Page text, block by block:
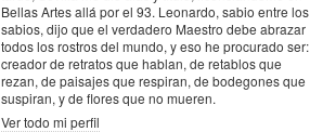
Bellas Artes allá por el 93. Leonardo, sabio entre los
sabios, dijo que el verdadero Maestro debe abrazar
todos los rostros del mundo, y eso he procurado ser:
creador de retratos que hablan, de retablos que
rezan, de paisajes que respiran, de bodegones que
suspiran, y de flores que no mueren.
Ver todo mi perfil